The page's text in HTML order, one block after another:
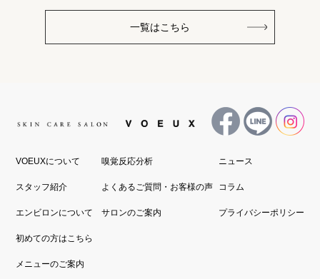
一覧はこちら
VOEUXについて
スタッフ紹介
エンビロンについて
初めての方はこちら
メニューのご案内
嗅覚反応分析
よくあるご質問・お客様の声
サロンのご案内
ニュース
コラム
プライバシーポリシー